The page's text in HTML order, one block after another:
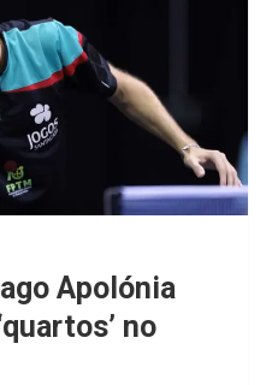
Apolónia
no